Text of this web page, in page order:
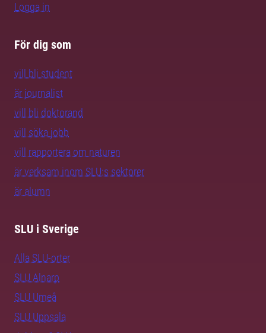
Logga in
För dig som
vill bli student
är journalist
vill bli doktorand
vill söka jobb
vill rapportera om naturen
är verksam inom SLU:s sektorer
är alumn
SLU i Sverige
Alla SLU-orter
SLU Alnarp
SLU Umeå
SLU Uppsala